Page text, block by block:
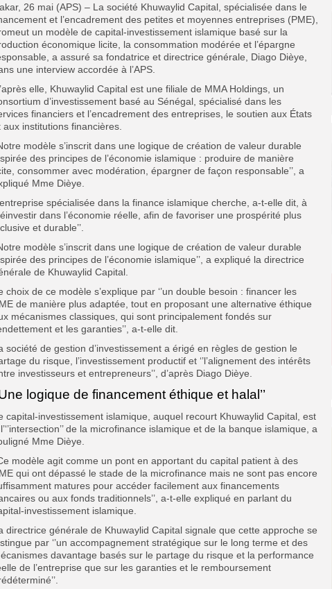
26 mai (APS) – La société Khuwaylid Capital, spécialisée dans le
et l’encadrement des petites et moyennes entreprises (PME),
un modèle de capital-investissement islamique basé sur la
économique licite, la consommation modérée et l’épargne
a assuré sa fondatrice et directrice générale, Diago Dièye,
une interview accordée à l’APS.
elle, Khuwaylid Capital est une filiale de MMA Holdings, un
d’investissement basé au Sénégal, spécialisé dans les
financiers et l’encadrement des entreprises, le soutien aux États
aux institutions financières.
modèle s’inscrit dans une logique de création de valeur durable
des principes de l’économie islamique : produire de manière
consommer avec modération, épargner de façon responsable’’, a
Mme Dièye.
spécialisée dans la finance islamique cherche, a-t-elle dit, à
dans l’économie réelle, afin de favoriser une prospérité plus
et durable’’.
modèle s’inscrit dans une logique de création de valeur durable
des principes de l’économie islamique’’, a expliqué la directrice
de Khuwaylid Capital.
choix de ce modèle s’explique par ‘’un double besoin : financer les
de manière plus adaptée, tout en proposant une alternative éthique
mécanismes classiques, qui sont principalement fondés sur
et les garanties’’, a-t-elle dit.
société de gestion d’investissement a érigé en règles de gestion le
du risque, l’investissement productif et ‘’l’alignement des intérêts
investisseurs et entrepreneurs’’, d’après Diago Dièye.
logique de financement éthique et halal’’
capital-investissement islamique, auquel recourt Khuwaylid Capital, est
de la microfinance islamique et de la banque islamique, a
Mme Dièye.
modèle agit comme un pont en apportant du capital patient à des
qui ont dépassé le stade de la microfinance mais ne sont pas encore
matures pour accéder facilement aux financements
ou aux fonds traditionnels’’, a-t-elle expliqué en parlant du
investissement islamique.
directrice générale de Khuwaylid Capital signale que cette approche se
par ‘’un accompagnement stratégique sur le long terme et des
davantage basés sur le partage du risque et la performance
de l’entreprise que sur les garanties et le remboursement